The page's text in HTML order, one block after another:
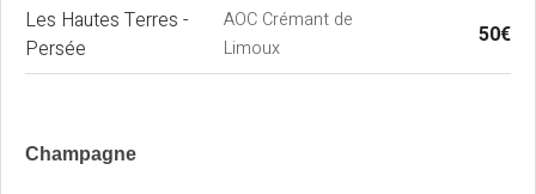
Les Hautes Terres -
Persée
AOC Crémant de
Limoux
50€
Champagne